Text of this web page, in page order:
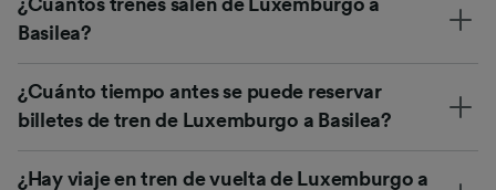
¿Cuántos trenes salen de Luxemburgo a
Basilea?
¿Cuánto tiempo antes se puede reservar
billetes de tren de Luxemburgo a Basilea?
¿Hay viaje en tren de vuelta de Luxemburgo a